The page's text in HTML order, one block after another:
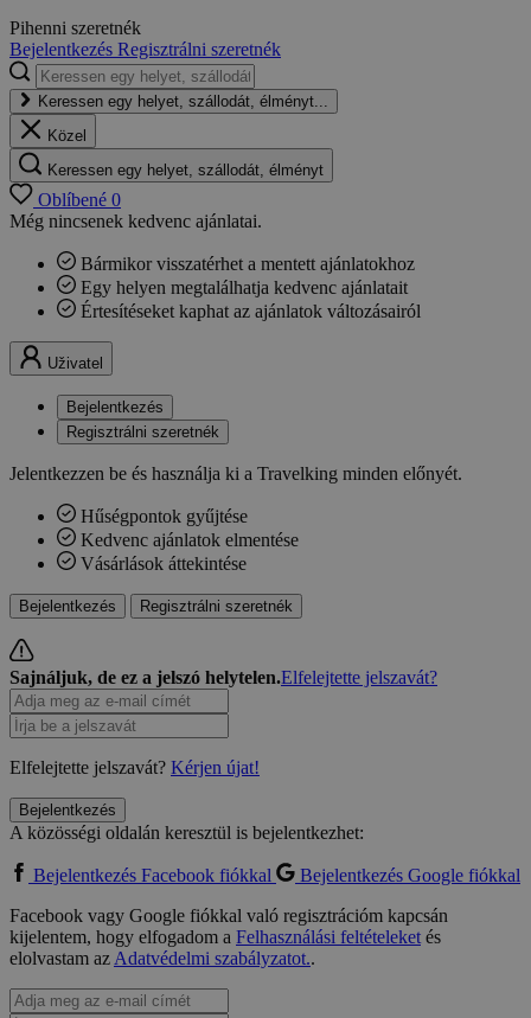
Pihenni szeretnék
Bejelentkezés Regisztrálni szeretnék
Keressen egy helyet, szállodát, élményt...
Közel
Keressen egy helyet, szállodát, élményt
Oblíbené 0
Még nincsenek kedvenc ajánlatai.
Bármikor visszatérhet a mentett ajánlatokhoz
Egy helyen megtalálhatja kedvenc ajánlatait
Értesítéseket kaphat az ajánlatok változásairól
Uživatel
Bejelentkezés
Regisztrálni szeretnék
Jelentkezzen be és használja ki a Travelking minden előnyét.
Hűségpontok gyűjtése
Kedvenc ajánlatok elmentése
Vásárlások áttekintése
Bejelentkezés Regisztrálni szeretnék
Sajnáljuk, de ez a jelszó helytelen.Elfelejtette jelszavát?
Elfelejtette jelszavát? Kérjen újat!
Bejelentkezés
A közösségi oldalán keresztül is bejelentkezhet:
Bejelentkezés Facebook fiókkal
Bejelentkezés Google fiókkal
Facebook vagy Google fiókkal való regisztrációm kapcsán
kijelentem, hogy elfogadom a Felhasználási feltételeketés
elolvastam azAdatvédelmi szabályzatot..